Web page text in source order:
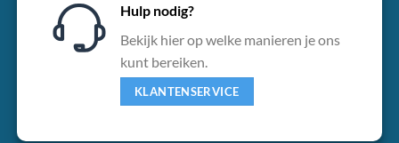
Hulp nodig?
Bekijk hier op welke manieren je ons
kunt bereiken.
KLANTENSERVICE